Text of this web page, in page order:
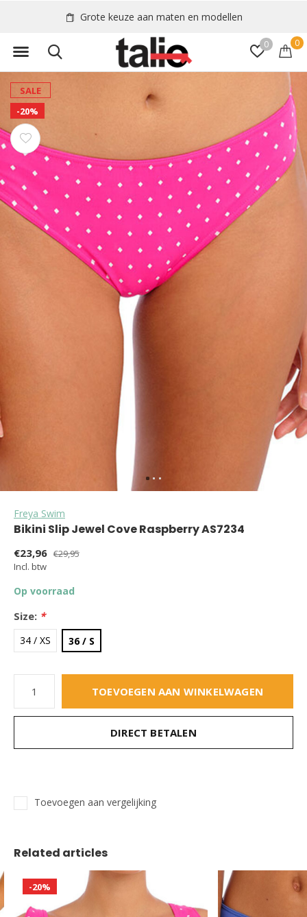
0 0
Grote keuze aan maten en modellen
SALE
-20%
Freya Swim
Bikini Slip Jewel Cove Raspberry AS7234
€23,96 €29,95
Incl. btw
Op voorraad
Size: *
34 / XS 36 / S
TOEVOEGEN AAN WINKELWAGEN
DIRECT BETALEN
Toevoegen aan vergelijking
Related articles
-20%